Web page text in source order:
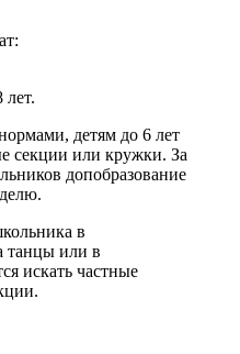
лет.
детям до 6 лет
секции или кружки. За
допобразование
в
танцы или в
искать частные